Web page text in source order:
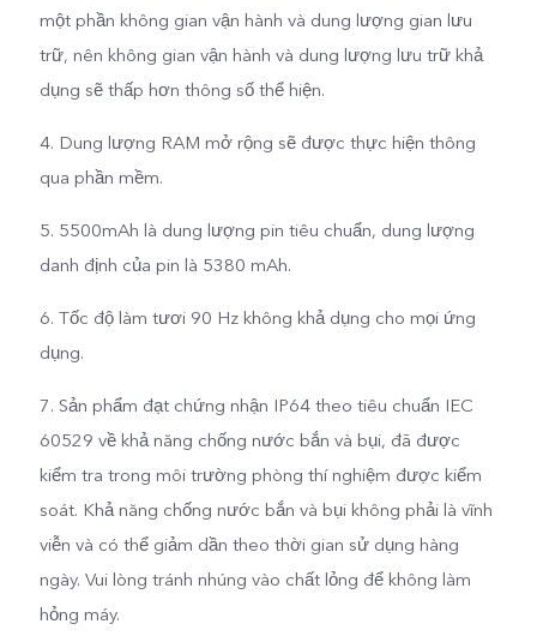
một phần không gian vận hành và dung lượng gian lưu
trữ, nên không gian vận hành và dung lượng lưu trữ khả
dụng sẽ thấp hơn thông số thể hiện.
4. Dung lượng RAM mở rộng sẽ được thực hiện thông
qua phần mềm.
5. 5500mAh là dung lượng pin tiêu chuẩn, dung lượng
danh định của pin là 5380 mAh.
6. Tốc độ làm tươi 90 Hz không khả dụng cho mọi ứng
dụng.
7. Sản phẩm đạt chứng nhận IP64 theo tiêu chuẩn IEC
60529 về khả năng chống nước bắn và bụi, đã được
kiểm tra trong môi trường phòng thí nghiệm được kiểm
soát. Khả năng chống nước bắn và bụi không phải là vĩnh
viễn và có thể giảm dần theo thời gian sử dụng hàng
ngày. Vui lòng tránh nhúng vào chất lỏng để không làm
hỏng máy.